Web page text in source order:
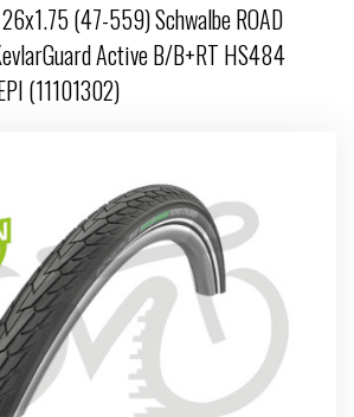
(47-559) Schwalbe ROAD
Active B/B+RT HS484
(11101302)